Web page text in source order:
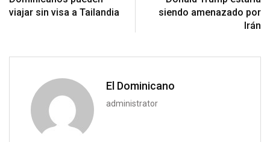
viajar sin visa a Tailandia
siendo amenazado por
Irán
El Dominicano
administrator